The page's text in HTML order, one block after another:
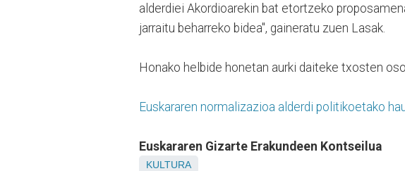
alderdiei Akordioarekin bat etortzeko
jarraitu beharreko bidea", gaineratu zuen Lasak.
Honako helbide honetan aurki daiteke txosten
Euskararen normalizazioa alderdi politikoetako
Euskararen Gizarte Erakundeen Kontseilua
KULTURA